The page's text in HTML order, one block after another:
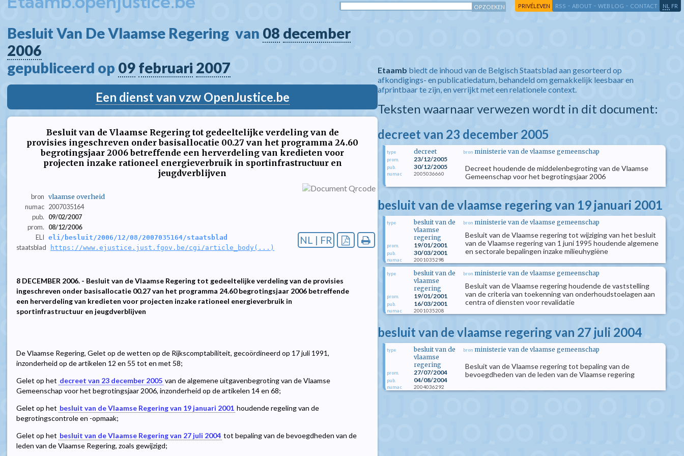
PRIVÉLEVEN RSS - ABOUT - WEB LOG - CONTACT NL FR
Besluit Van De Vlaamse Regering  van 08 december
2006
gepubliceerd op 09 februari 2007
Een dienst van vzw OpenJustice.be
Besluit van de Vlaamse Regering tot gedeeltelijke verdeling van de
provisies ingeschreven onder basisallocatie 00.27 van het programma 24.60
begrotingsjaar 2006 betreffende een herverdeling van kredieten voor
projecten inzake rationeel energieverbruik in sportinfrastructuur en
jeugdverblijven
bron vlaamse overheid
numac 2007035164
pub.
09/02/2007
prom.
08/12/2006
ELI eli/besluit/2006/12/08/2007035164/staatsblad
staatsblad https://www.ejustice.just.fgov.be/cgi/article_body(...)
NL | FR
8 DECEMBER 2006. - Besluit van de Vlaamse Regering tot gedeeltelijke verdeling van de provisies
ingeschreven onder basisallocatie 00.27 van het programma 24.60 begrotingsjaar 2006 betreffende
een herverdeling van kredieten voor projecten inzake rationeel energieverbruik in
sportinfrastructuur en jeugdverblijven
De Vlaamse Regering, Gelet op de wetten op de Rijkscomptabiliteit, gecoördineerd op 17 juli 1991,
inzonderheid op de artikelen 12 en 55 tot en met 58;
Gelet op het decreet van 23 december 2005 van de algemene uitgavenbegroting van de Vlaamse
Gemeenschap voor het begrotingsjaar 2006, inzonderheid op de artikelen 14 en 68;
Gelet op het besluit van de Vlaamse Regering van 19 januari 2001 houdende regeling van de
begrotingscontrole en -opmaak;
Gelet op het besluit van de Vlaamse Regering van 27 juli 2004 tot bepaling van de bevoegdheden van de
leden van de Vlaamse Regering, zoals gewijzigd;
Etaamb biedt de inhoud van de Belgisch Staatsblad aan gesorteerd op
afkondigings- en publicatiedatum, behandeld om gemakkelijk leesbaar en
afprintbaar te zijn, en verrijkt met een relationele context.
Teksten waarnaar verwezen wordt in dit document:
decreet van 23 december 2005
type decreet
prom. 23/12/2005
pub. 30/12/2005
numac 2005036660
bron ministerie van de vlaamse gemeenschap
Decreet houdende de middelenbegroting van de Vlaamse
Gemeenschap voor het begrotingsjaar 2006
besluit van de vlaamse regering van 19 januari 2001
type
besluit van de
vlaamse
regering
prom. 19/01/2001
pub. 30/03/2001
numac 2001035298
bron ministerie van de vlaamse gemeenschap
Besluit van de Vlaamse regering tot wijziging van het besluit
van de Vlaamse regering van 1 juni 1995 houdende algemene
en sectorale bepalingen inzake milieuhygiëne
type
besluit van de
vlaamse
regering
prom. 19/01/2001
pub. 16/03/2001
numac 2001035208
bron ministerie van de vlaamse gemeenschap
Besluit van de Vlaamse regering houdende de vaststelling
van de criteria van toekenning van onderhoudstoelagen aan
centra of diensten voor revalidatie
besluit van de vlaamse regering van 27 juli 2004
type
besluit van de
vlaamse
regering
prom. 27/07/2004
pub. 04/08/2004
numac 2004036292
bron ministerie van de vlaamse gemeenschap
Besluit van de Vlaamse regering tot bepaling van de
bevoegdheden van de leden van de Vlaamse regering